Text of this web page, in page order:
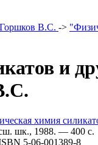
Горшков В.С. ->
и
химия
шк., 1988. — 400 c.
5-06-001389-8